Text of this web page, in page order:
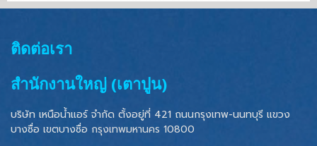
ติดต่อเรา
สำนักงานใหญ่ (เตาปูน)
บริษัท เหนือน้ำแอร์ จำกัด ตั้งอยู่ที่ 421 ถนนกรุงเทพ-นนทบุรี แขวง
บางซื่อ เขตบางซื่อ กรุงเทพมหานคร 10800